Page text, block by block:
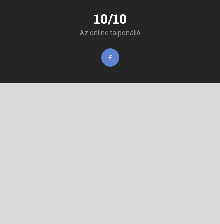
10/10
Az online talponálló